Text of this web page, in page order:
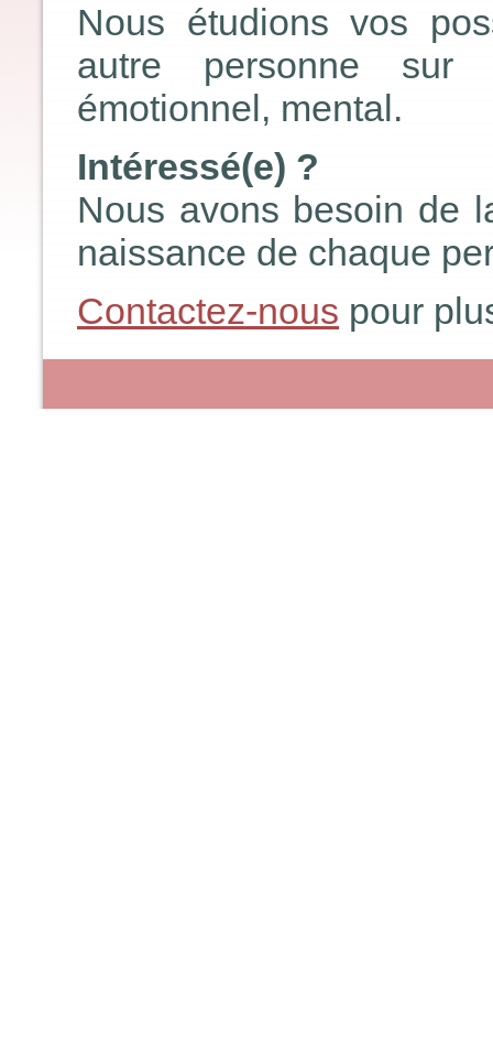
Nous étudions vos
autre personne sur
émotionnel, mental.
Intéressé(e) ?
Nous avons besoin de
naissance de chaque
Contactez-nous pour